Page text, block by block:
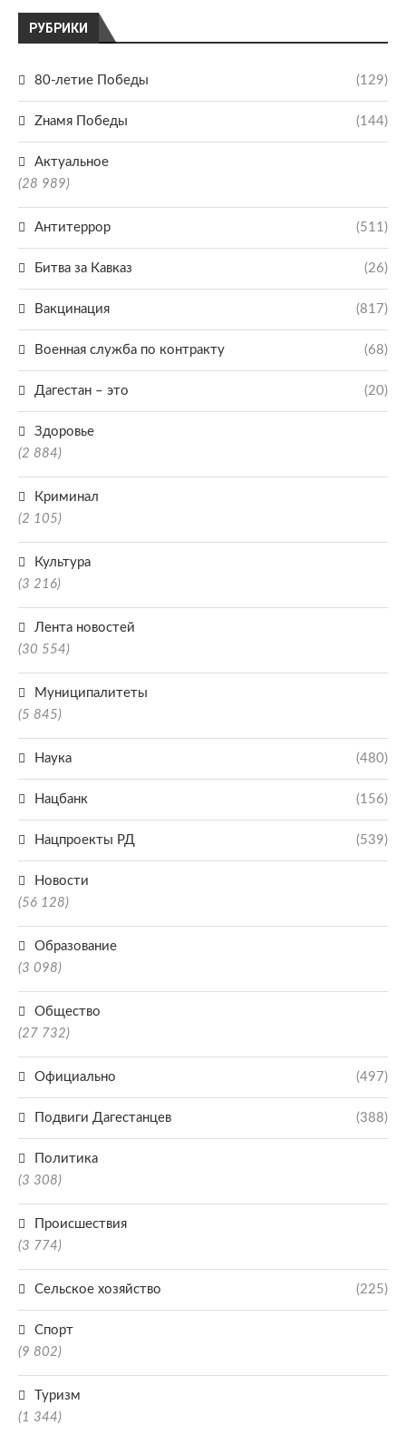
РУБРИКИ
80-летие Победы (129)
Zнамя Победы (144)
Актуальное
(28 989)
Антитеррор (511)
Битва за Кавказ (26)
Вакцинация (817)
Военная служба по контракту (68)
Дагестан – это (20)
Здоровье
(2 884)
Криминал
(2 105)
Культура
(3 216)
Лента новостей
(30 554)
Муниципалитеты
(5 845)
Наука (480)
Нацбанк (156)
Нацпроекты РД (539)
Новости
(56 128)
Образование
(3 098)
Общество
(27 732)
Официально (497)
Подвиги Дагестанцев (388)
Политика
(3 308)
Происшествия
(3 774)
Сельское хозяйство (225)
Спорт
(9 802)
Туризм
(1 344)